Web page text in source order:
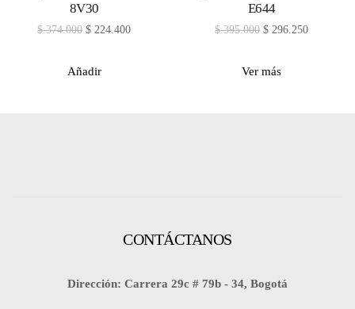
8V30
$374.000 $ 224.400
Añadir
E644
$395.000 $ 296.250
Ver más
CONTÁCTANOS
Dirección: Carrera 29c # 79b - 34, Bogotá